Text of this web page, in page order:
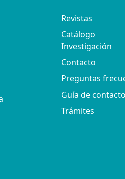
Revistas
Catálogo
Investigación
Contacto
Preguntas
Guía de
Trámites